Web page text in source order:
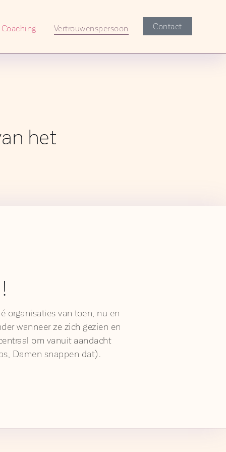
Coaching Vertrouwenspersoon Contact
het
organisaties van toen, nu en
wanneer ze zich gezien en
om vanuit aandacht
Damen snappen dat).